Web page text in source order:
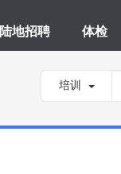
陆地招聘 体检
培训